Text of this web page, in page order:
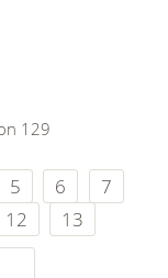
129
5 6
7
12
13